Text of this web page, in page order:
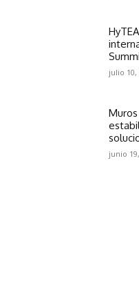
julio 10,
junio